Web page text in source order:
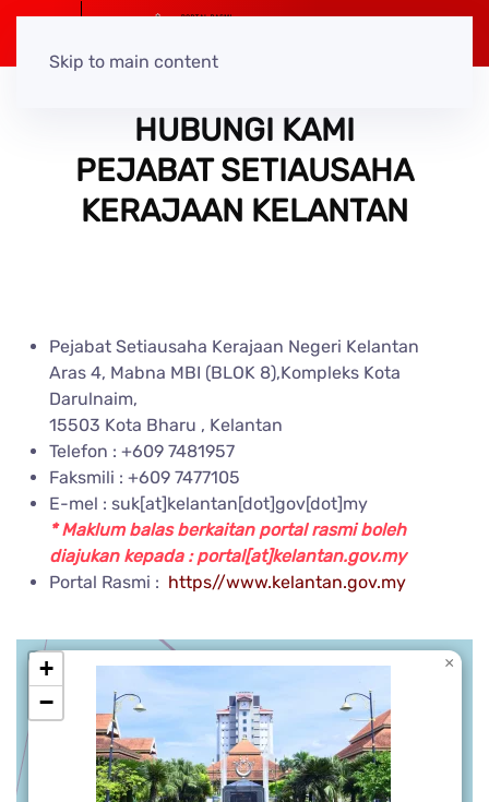
Skip to main content
HUBUNGI KAMI
PEJABAT SETIAUSAHA
KERAJAAN KELANTAN
Pejabat Setiausaha Kerajaan Negeri Kelantan
Aras 4, Mabna MBI (BLOK 8),Kompleks Kota
Darulnaim,
15503 Kota Bharu , Kelantan
Telefon : +609 7481957
Faksmili : +609 7477105
E-mel : suk[at]kelantan[dot]gov[dot]my
* Maklum balas berkaitan portal rasmi boleh
diajukan kepada : portal[at]kelantan.gov.my
Portal Rasmi : https//www.kelantan.gov.my
×
+
−